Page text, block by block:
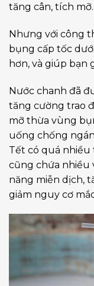
tăng cân, tích mỡ.
Nhưng với công
bụng cấp tốc
hơn, và giúp bạn
Nước chanh đã
tăng cường trao
mỡ thừa vùng
uống chống
Tết có quá nhiều
cũng chứa nhiều
năng miễn dịch,
giảm nguy cơ